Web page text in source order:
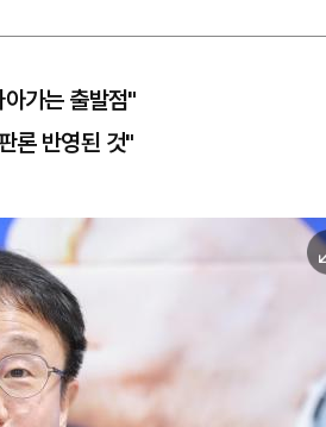
가는 출발점"
론 반영된 것"
이
미
대